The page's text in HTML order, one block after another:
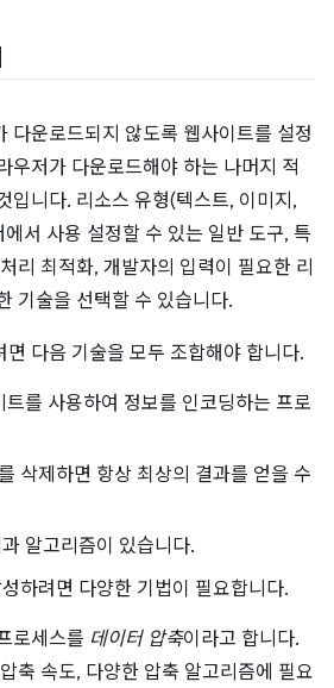
다운로드되지 않도록 웹사이트를 설정
우저가 다운로드해야 하는 나머지 적
입니다. 리소스 유형(텍스트, 이미지,
서 사용 설정할 수 있는 일반 도구, 특
리 최적화, 개발자의 입력이 필요한 리
기술을 선택할 수 있습니다.
면 다음 기술을 모두 조합해야 합니다.
트를 사용하여 정보를 인코딩하는 프로
삭제하면 항상 최상의 결과를 얻을 수
알고리즘이 있습니다.
하려면 다양한 기법이 필요합니다.
로세스를 데이터 압축이라고 합니다.
축 속도, 다양한 압축 알고리즘에 필요